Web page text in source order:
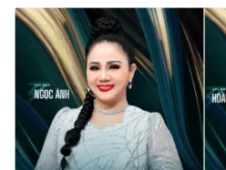
THỜI BÁO VTV
Theo dõi báo trên
Cơ quan chủ quản: Đài Truyền
Cơ quan báo chí: Thời báo VTV